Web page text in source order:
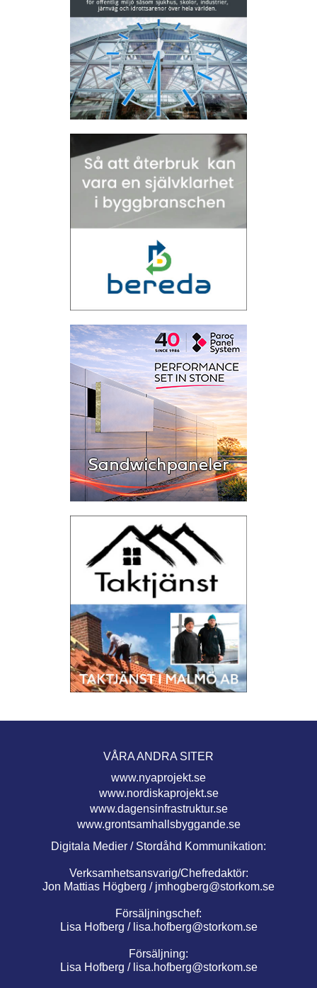
VÅRA ANDRA SITER
www.nyaprojekt.se
www.nordiskaprojekt.se
www.dagensinfrastruktur.se
www.grontsamhallsbyggande.se
Digitala Medier / Stordåhd Kommunikation:
Verksamhetsansvarig/Chefredaktör:
Jon Mattias Högberg / jmhogberg@storkom.se
Försäljningschef:
Lisa Hofberg / lisa.hofberg@storkom.se
Försäljning:
Lisa Hofberg / lisa.hofberg@storkom.se